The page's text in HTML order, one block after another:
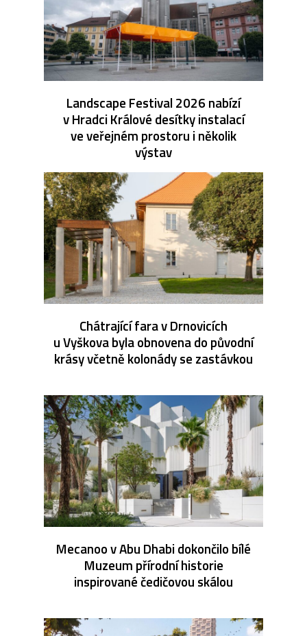
Landscape Festival 2026 nabízí
v Hradci Králové desítky instalací
ve veřejném prostoru i několik
výstav
Chátrající fara v Drnovicích
u Vyškova byla obnovena do původní
krásy včetně kolonády se zastávkou
Mecanoo v Abu Dhabi dokončilo bílé
Muzeum přírodní historie
inspirované čedičovou skálou